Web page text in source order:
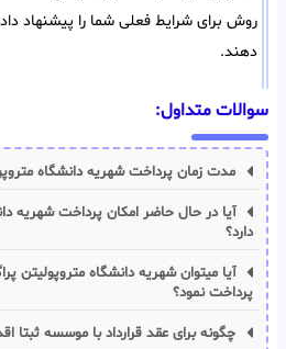
روش برای شرایط فعلی شما را پیشنهاد
دهند.
سوالات متداول:
مدت زمان پرداخت شهریه دانشگاه
آیا در حال حاضر امکان پرداخت شهریه
دارد؟
آیا میتوان شهریه دانشگاه متروپولیتن
پرداخت نمود؟
چگونه برای عقد قرارداد با موسسه ثبتا